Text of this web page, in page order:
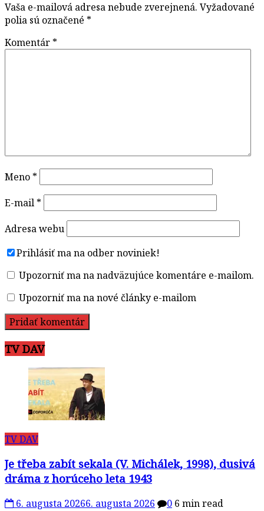
Vaša e-mailová adresa nebude zverejnená. Vyžadované
polia sú označené *
Komentár *
Meno *
E-mail *
Adresa webu
Prihlásiť ma na odber noviniek!
Upozorniť ma na nadväzujúce komentáre e-mailom.
Upozorniť ma na nové články e-mailom
TV DAV
TV DAV
Je třeba zabít sekala (V. Michálek, 1998), dusivá
dráma z horúceho leta 1943
6. augusta 20266. augusta 2026 0 6 min read